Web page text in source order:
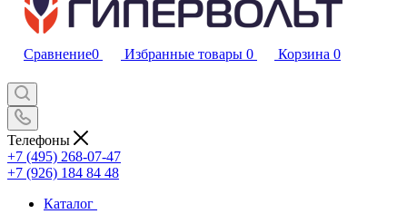
Сравнение0 Избранные товары 0 Корзина 0
Телефоны
+7 (495) 268-07-47
+7 (926) 184 84 48
Каталог